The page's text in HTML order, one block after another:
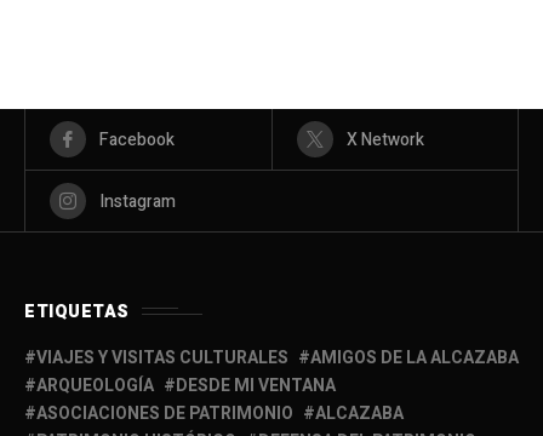
Facebook X Network
Instagram
ETIQUETAS
VIAJES Y VISITAS CULTURALES
AMIGOS DE LA ALCAZABA
ARQUEOLOGÍA
DESDE MI VENTANA
ASOCIACIONES DE PATRIMONIO
ALCAZABA